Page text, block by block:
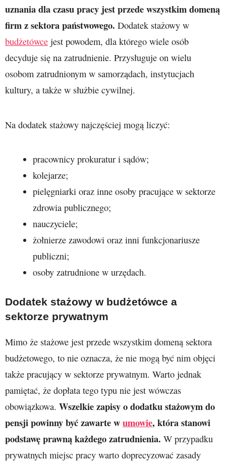
uznania dla czasu pracy jest przede wszystkim domeną
firm z sektora państwowego. Dodatek stażowy w
budżetówce jest powodem, dla którego wiele osób
decyduje się na zatrudnienie. Przysługuje on wielu
osobom zatrudnionym w samorządach, instytucjach
kultury, a także w służbie cywilnej.
Na dodatek stażowy najczęściej mogą liczyć:
pracownicy prokuratur i sądów;
kolejarze;
pielęgniarki oraz inne osoby pracujące w sektorze
zdrowia publicznego;
nauczyciele;
żołnierze zawodowi oraz inni funkcjonariusze
publiczni;
osoby zatrudnione w urzędach.
Dodatek stażowy w budżetówce a
sektorze prywatnym
Mimo że stażowe jest przede wszystkim domeną sektora
budżetowego, to nie oznacza, że nie mogą być nim objęci
także pracujący w sektorze prywatnym. Warto jednak
pamiętać, że dopłata tego typu nie jest wówczas
obowiązkowa. Wszelkie zapisy o dodatku stażowym do
pensji powinny być zawarte wumowie, która stanowi
podstawę prawną każdego zatrudnienia. W przypadku
prywatnych miejsc pracy warto doprecyzować zasady